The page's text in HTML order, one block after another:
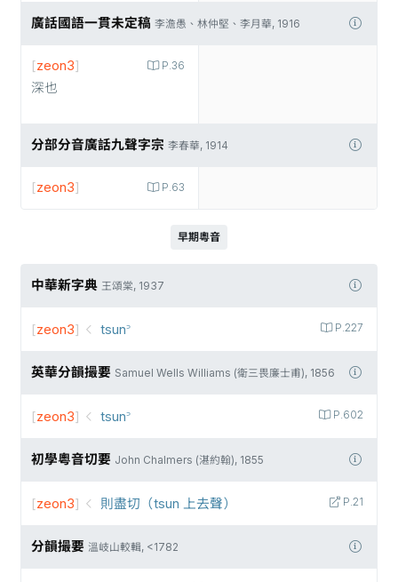
廣話國語一貫未定稿 李澹愚、林仲堅、李月華, 1916
P.36
[zeon3]
深也
分部分音廣話九聲字宗 李春華, 1914
P.63
[zeon3]
早期粵音
中華新字典 王頌棠, 1937
P.227
[zeon3] tsun꜄
英華分韻撮要 Samuel Wells Williams (衛三畏廉士甫), 1856
P.602
[zeon3] tsun꜄
初學粵音切要 John Chalmers (湛約翰), 1855
P.21
[zeon3] 則盡切（tsun 上去聲）
分韻撮要 溫岐山較輯, <1782